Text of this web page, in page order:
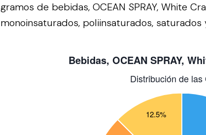
gramos de bebidas, OCEAN SPRAY, White
monoinsaturados, poliinsaturados, saturados